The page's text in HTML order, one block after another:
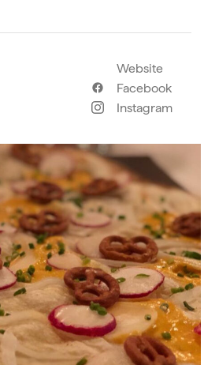
Website
Facebook
Instagram